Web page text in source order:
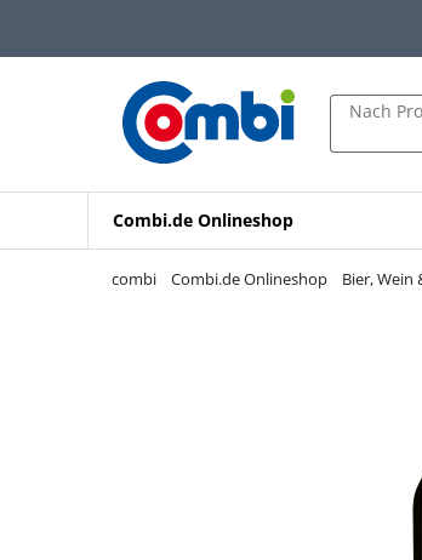
Zur Navigation springen
Zur Suche springen
Nach
Combi.de Onlineshop
combi Combi.de Onlineshop Bier, Wein